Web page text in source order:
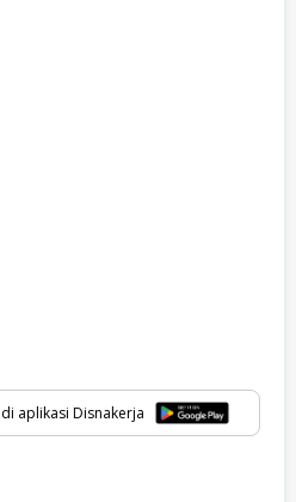
aplikasi Disnakerja